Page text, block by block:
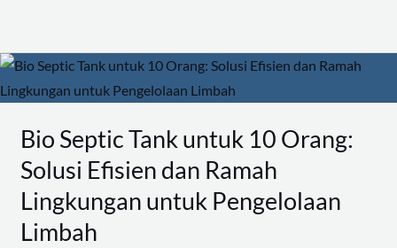
Bio Septic Tank untuk 10 Orang:
Solusi Efisien dan Ramah
Lingkungan untuk Pengelolaan
Limbah
Bio
Septic
untuk
10
Orang:
Solusi
Efisien